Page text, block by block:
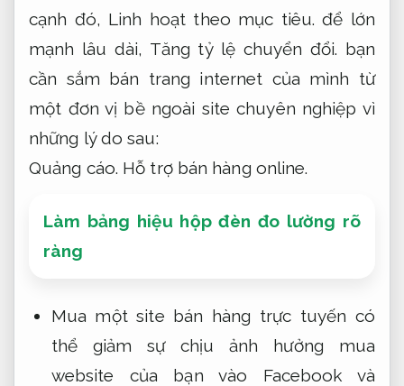
cạnh đó, Linh hoạt theo mục tiêu. để lớn
mạnh lâu dài, Tăng tỷ lệ chuyển đổi. bạn
cần sắm bán trang internet của mình từ
một đơn vị bề ngoài site chuyên nghiệp vì
những lý do sau:
Quảng cáo. Hỗ trợ bán hàng online.
Làm bảng hiệu hộp đèn đo lường rõ
ràng
Mua một site bán hàng trực tuyến có
thể giảm sự chịu ảnh hưởng mua
website của bạn vào Facebook và